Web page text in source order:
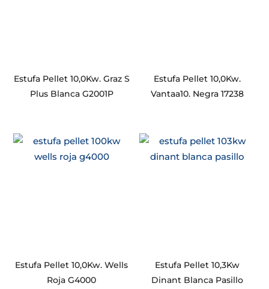
Estufa Pellet 10,0Kw. Graz S
Plus Blanca G2001P
Estufa Pellet 10,0Kw.
Vantaa10. Negra 17238
Estufa Pellet 10,0Kw. Wells
Roja G4000
Estufa Pellet 10,3Kw
Dinant Blanca Pasillo